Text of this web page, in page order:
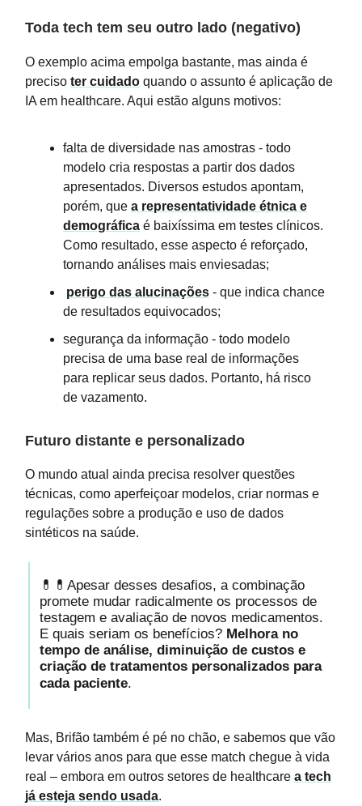
Toda tech tem seu outro lado (negativo)
O exemplo acima empolga bastante, mas ainda é
preciso ter cuidado quando o assunto é aplicação de
IA em healthcare. Aqui estão alguns motivos:
falta de diversidade nas amostras - todo
modelo cria respostas a partir dos dados
apresentados. Diversos estudos apontam,
porém, que a representatividade étnica e
demográfica é baixíssima em testes clínicos.
Como resultado, esse aspecto é reforçado,
tornando análises mais enviesadas;
perigo das alucinações - que indica chance
de resultados equivocados;
segurança da informação - todo modelo
precisa de uma base real de informações
para replicar seus dados. Portanto, há risco
de vazamento.
Futuro distante e personalizado
O mundo atual ainda precisa resolver questões
técnicas, como aperfeiçoar modelos, criar normas e
regulações sobre a produção e uso de dados
sintéticos na saúde.
💊💊Apesar desses desafios, a combinação
promete mudar radicalmente os processos de
testagem e avaliação de novos medicamentos.
E quais seriam os benefícios? Melhora no
tempo de análise, diminuição de custos e
criação de tratamentos personalizados para
cada paciente.
Mas, Brifão também é pé no chão, e sabemos que vão
levar vários anos para que esse match chegue à vida
real – embora em outros setores de healthcare a tech
já esteja sendo usada.